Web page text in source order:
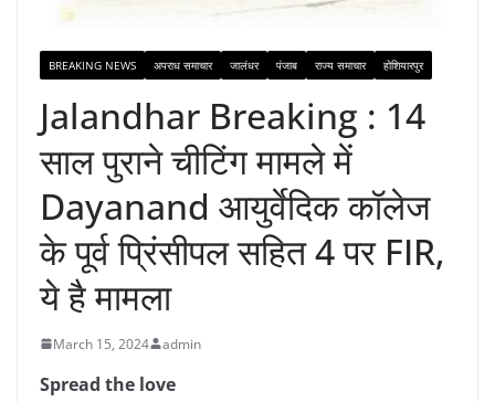
BREAKING NEWS अपराध समाचार जालंधर पंजाब राज्य समाचार होशियारपुर
Jalandhar Breaking : 14
साल पुराने चीटिंग मामले में
Dayanand आयुर्वेदिक कॉलेज
के पूर्व प्रिंसीपल सहित 4 पर FIR,
ये है मामला
March 15, 2024 admin
Spread the love